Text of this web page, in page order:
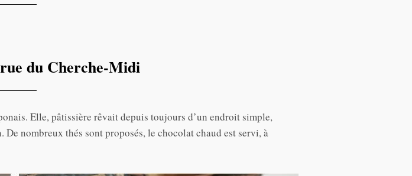
du Cherche-Midi
Elle, pâtissière rêvait depuis toujours d’un endroit simple,
nombreux thés sont proposés, le chocolat chaud est servi, à